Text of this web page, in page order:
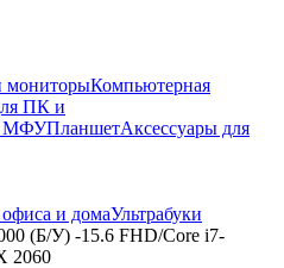
мониторыКомпьютерная
ПК и
МФУПланшетАксессуары для
и домаУльтрабуки
(Б/У) -15.6 FHD/Core i7-
2060